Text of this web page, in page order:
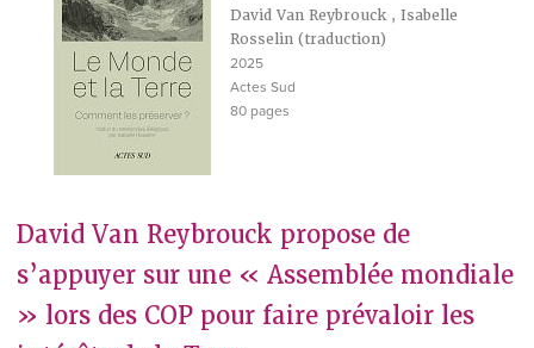
David Van Reybrouck, Isabelle
Rosselin(traduction)
2025
Actes Sud
80 pages
David Van Reybrouck propose de
s’appuyer sur une « Assemblée mondiale
» lors des COP pour faire prévaloir les